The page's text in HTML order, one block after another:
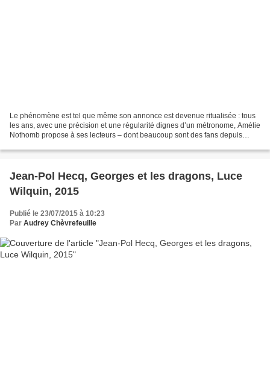
Le phénomène est tel que même son annonce est devenue ritualisée : tous
les ans, avec une précision et une régularité dignes d’un métronome, Amélie
Nothomb propose à ses lecteurs – dont beaucoup sont des fans depuis
Jean-Pol Hecq, Georges et les dragons, Luce
Wilquin, 2015
Publié le 23/07/2015 à 10:23
Par Audrey Chèvrefeuille